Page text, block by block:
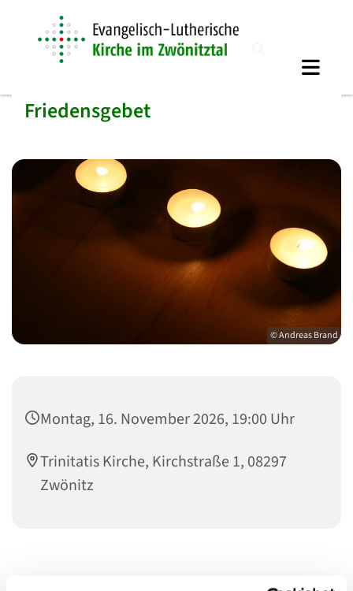
Friedensgebet
© Andreas Brand
Montag, 16. November 2026, 19:00 Uhr
Trinitatis Kirche, Kirchstraße 1, 08297
Zwönitz